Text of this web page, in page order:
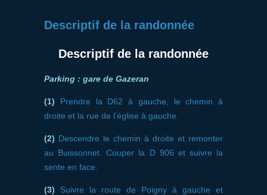
Descriptif de la randonnée
Descriptif de la randonnée
Parking : gare de Gazeran
(1)
Prendre la D62 à gauche, le chemin à
droite et la rue de l’église à gauche.
(2) Descendre le chemin à droite et remonter
au Buissonnet. Couper la D 906 et suivre la
sente en face.
(3)
Suivre la route de Poigny à gauche et